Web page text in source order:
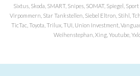
Sixtus, Skoda, SMART, Snipes, SOMAT, Spiegel,
Virpommern, Star Tankstellen, Siebel Eltron, Stihl,
TicTac, Toyota, Trilux, TUI, Union Investment,
Weihenstephan, Xing, Youtube,